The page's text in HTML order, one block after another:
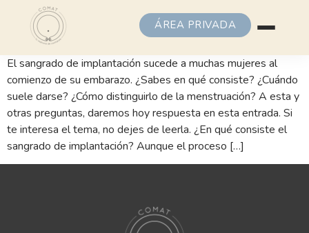
ÁREA PRIVADA
El sangrado de implantación sucede a muchas mujeres al
comienzo de su embarazo. ¿Sabes en qué consiste? ¿Cuándo
suele darse? ¿Cómo distinguirlo de la menstruación? A esta y
otras preguntas, daremos hoy respuesta en esta entrada. Si
te interesa el tema, no dejes de leerla. ¿En qué consiste el
sangrado de implantación? Aunque el proceso […]